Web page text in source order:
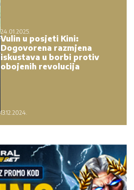
24.01.2025.
Vulin u posjeti Kini:
Dogovorena razmjena
iskustava u borbi protiv
obojenih revolucija
13.12.2024.